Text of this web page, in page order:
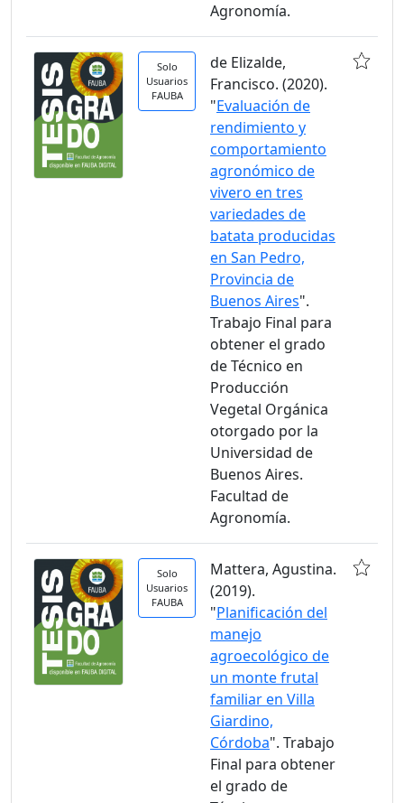
Agronomía.
Solo
Usuarios
FAUBA
de Elizalde,
Francisco. (2020).
"Evaluación de
rendimiento y
comportamiento
agronómico de
vivero en tres
variedades de
batata producidas
en San Pedro,
Provincia de
Buenos Aires".
Trabajo Final para
obtener el grado
de Técnico en
Producción
Vegetal Orgánica
otorgado por la
Universidad de
Buenos Aires.
Facultad de
Agronomía.
Solo
Usuarios
FAUBA
Mattera, Agustina.
(2019).
"Planificación del
manejo
agroecológico de
un monte frutal
familiar en Villa
Giardino,
Córdoba". Trabajo
Final para obtener
el grado de